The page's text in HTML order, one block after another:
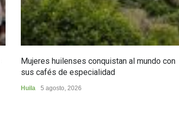
Mujeres huilenses conquistan al mundo con
sus cafés de especialidad
Huila 5 agosto, 2026